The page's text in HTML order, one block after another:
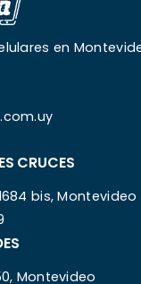
CRUCES
bis, Montevideo
Montevideo
en